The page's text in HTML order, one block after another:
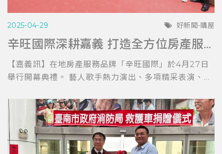
2025-04-29 好新聞-購屋
辛旺國際深耕嘉義 打造全方位房產服務平台 與在地青年共創希望藍圖
【嘉義訊】在地房產服務品牌「辛旺國際」於4月27日
舉行開幕典禮。 藝人歌手熱力演出、多項精采表演、...